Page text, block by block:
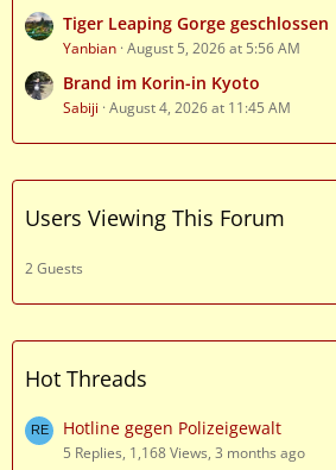
Tiger Leaping Gorge geschlossen
Yanbian August 5, 2026 at 5:56 AM
Brand im Korin-in Kyoto
Sabiji August 4, 2026 at 11:45 AM
Users Viewing This Forum
2 Guests
Hot Threads
Hotline gegen Polizeigewalt
5 Replies, 1,168 Views, 3 months ago